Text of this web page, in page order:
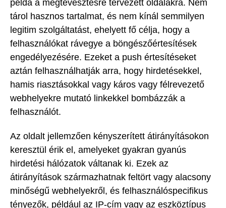
példa a megtévesztésre tervezett oldalakra. Nem
tárol hasznos tartalmat, és nem kínál semmilyen
legitim szolgáltatást, ehelyett fő célja, hogy a
felhasználókat rávegye a böngészőértesítések
engedélyezésére. Ezeket a push értesítéseket
aztán felhasználhatják arra, hogy hirdetésekkel,
hamis riasztásokkal vagy káros vagy félrevezető
webhelyekre mutató linkekkel bombázzák a
felhasználót.
Az oldalt jellemzően kényszerített átirányításokon
keresztül érik el, amelyeket gyakran gyanús
hirdetési hálózatok váltanak ki. Ezek az
átirányítások származhatnak feltört vagy alacsony
minőségű webhelyekről, és felhasználóspecifikus
tényezők, például az IP-cím vagy az eszköztípus